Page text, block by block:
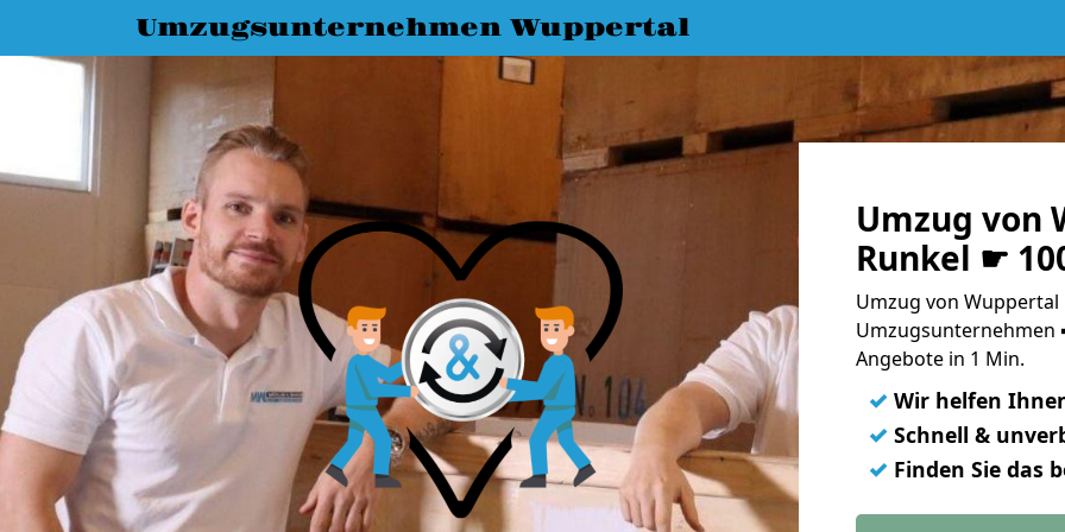
Umzugsunternehmen Wuppertal
Umzug von
Runkel ☛
Umzug von Wuppertal
Umzugsunternehmen
Angebote in 1 Min.
✓ Wir helfen
✓ Schnell &
✓ Finden Sie das